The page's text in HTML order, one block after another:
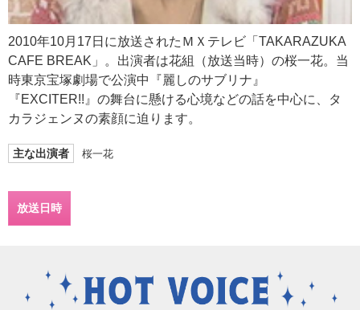
2010年10月17日に放送されたＭＸテレビ「TAKARAZUKA
CAFE BREAK」。出演者は花組（放送当時）の桜一花。当
時東京宝塚劇場で公演中『麗しのサブリナ』
『EXCITER!!』の舞台に懸ける心境などの話を中心に、タ
カラジェンヌの素顔に迫ります。
主な出演者 桜一花
放送日時